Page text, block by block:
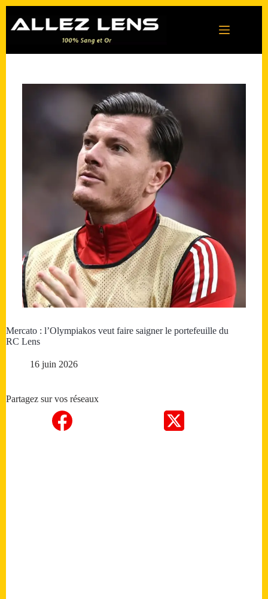
contenu
Mercato : l’Olympiakos veut faire saigner le portefeuille du
RC Lens
16 juin 2026
Partagez sur vos réseaux